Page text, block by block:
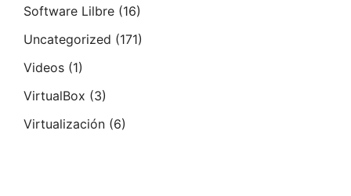
Software Lilbre (16)
Uncategorized (171)
Videos (1)
VirtualBox (3)
Virtualización (6)